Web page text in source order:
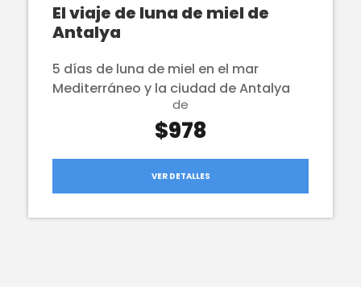
El viaje de luna de miel de
Antalya
5 días de luna de miel en el mar
Mediterráneo y la ciudad de Antalya
de
$978
VER DETALLES